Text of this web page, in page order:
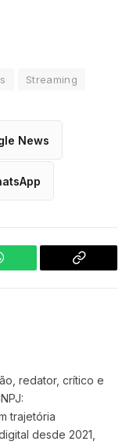
Streaming
News
Copy
redator, crítico e
trajetória
desde 2021,